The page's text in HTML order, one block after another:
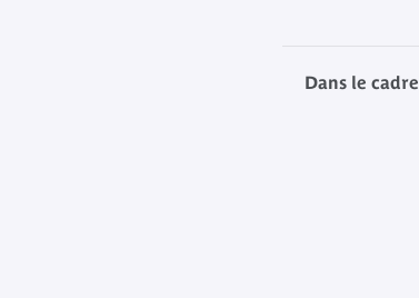
Dans le